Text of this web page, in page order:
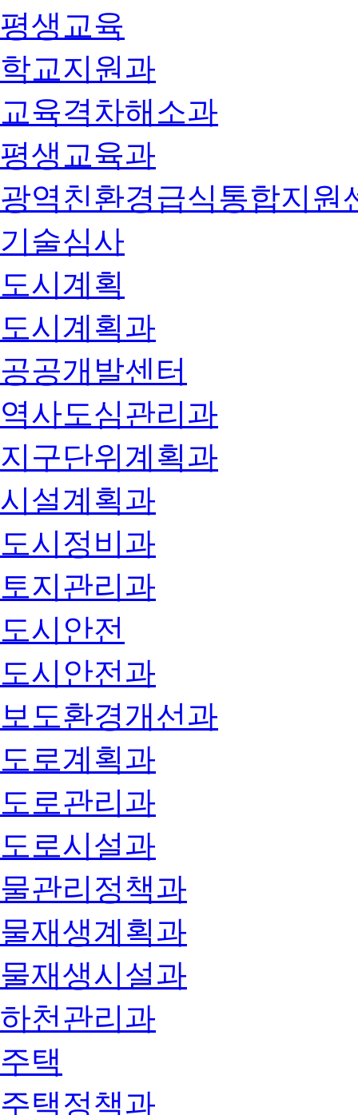
평생교육
학교지원과
교육격차해소과
평생교육과
광역친환경급식통합지원
기술심사
도시계획
도시계획과
공공개발센터
역사도심관리과
지구단위계획과
시설계획과
도시정비과
토지관리과
도시안전
도시안전과
보도환경개선과
도로계획과
도로관리과
도로시설과
물관리정책과
물재생계획과
물재생시설과
하천관리과
주택
주택정책과